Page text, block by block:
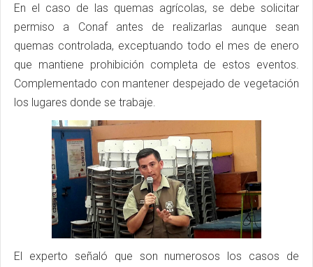
En el caso de las quemas agrícolas, se debe solicitar
permiso a Conaf antes de realizarlas aunque sean
quemas controlada, exceptuando todo el mes de enero
que mantiene prohibición completa de estos eventos.
Complementado con mantener despejado de vegetación
los lugares donde se trabaje.
El experto señaló que son numerosos los casos de